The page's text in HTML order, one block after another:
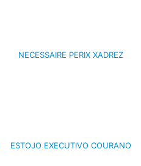
NECESSAIRE PERIX XADREZ
ESTOJO EXECUTIVO COURANO